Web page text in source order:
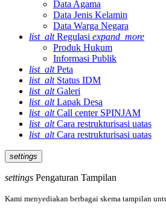
Data Agama
Data Jenis Kelamin
Data Warga Negara
list_alt Regulasi expand_more
Produk Hukum
Informasi Publik
list_alt Peta
list_alt Status IDM
list_alt Galeri
list_alt Lapak Desa
list_alt Call center SPINJAM
list_alt Cara restrukturisasi uatas
list_alt Cara restrukturisasi uatas
settings
settings Pengaturan Tampilan
Kami menyediakan berbagai skema tampilan